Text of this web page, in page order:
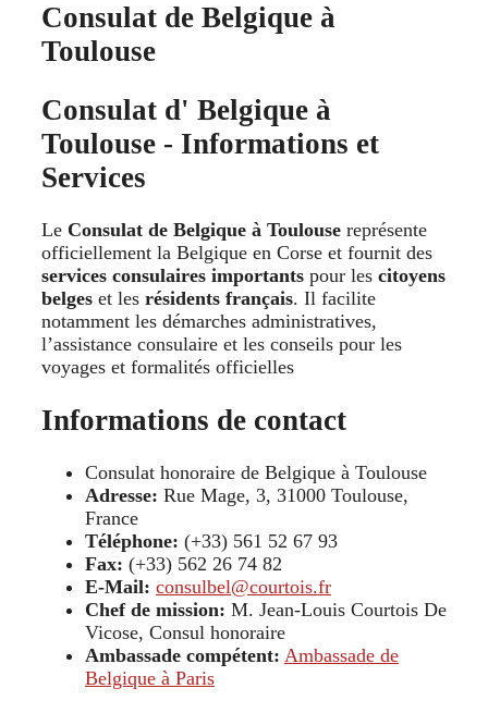
Consulat de Belgique à
Toulouse
Consulat d' Belgique à
Toulouse - Informations et
Services
Le Consulat de Belgique à Toulouse représente
officiellement la Belgique en Corse et fournit des
services consulaires importants pour les citoyens
belges et les résidents français. Il facilite
notamment les démarches administratives,
l’assistance consulaire et les conseils pour les
voyages et formalités officielles
Informations de contact
Consulat honoraire de Belgique à Toulouse
Adresse: Rue Mage, 3, 31000 Toulouse,
France
Téléphone: (+33) 561 52 67 93
Fax: (+33) 562 26 74 82
E-Mail: consulbel@courtois.fr
Chef de mission: M. Jean-Louis Courtois De
Vicose, Consul honoraire
Ambassade compétent: Ambassade de
Belgique à Paris